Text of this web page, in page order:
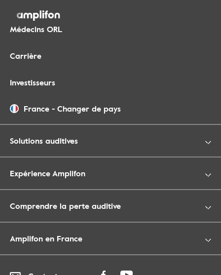
Médecins ORL
Carrière
Investisseurs
France - Changer de pays
Solutions auditives
Expérience Amplifon
Comprendre la perte auditive
Amplifon en France